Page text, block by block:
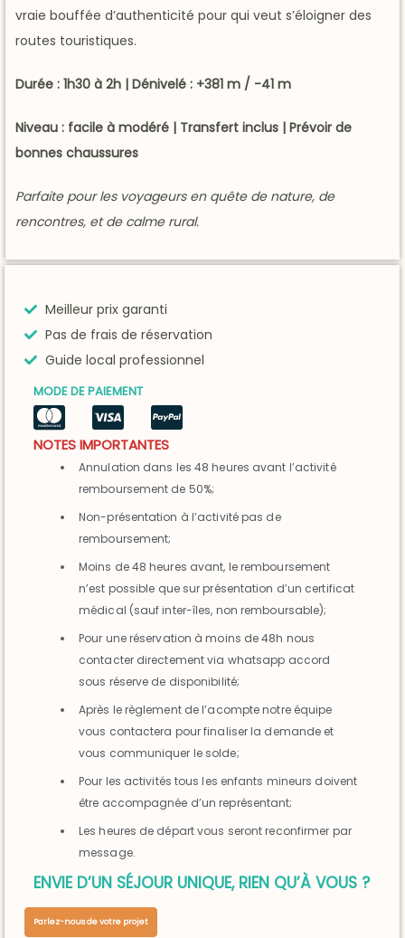
vraie bouffée d’authenticité pour qui veut s’éloigner des
routes touristiques.
Durée : 1h30 à 2h | Dénivelé : +381 m / -41 m
Niveau : facile à modéré | Transfert inclus | Prévoir de
bonnes chaussures
Parfaite pour les voyageurs en quête de nature, de
rencontres, et de calme rural.
Meilleur prix garanti
Pas de frais de réservation
Guide local professionnel
MODE DE PAIEMENT
NOTES IMPORTANTES
Annulation dans les 48 heures avant l’activité
remboursement de 50%;
Non-présentation à l’activité pas de
remboursement;
Moins de 48 heures avant, le remboursement
n’est possible que sur présentation d’un certificat
médical (sauf inter-îles, non remboursable);
Pour une réservation à moins de 48h nous
contacter directement via whatsapp accord
sous réserve de disponibilité;
Après le règlement de l’acompte notre équipe
vous contactera pour finaliser la demande et
vous communiquer le solde;
Pour les activités tous les enfants mineurs doivent
être accompagnée d’un représentant;
Les heures de départ vous seront reconfirmer par
message.
ENVIE D’UN SÉJOUR UNIQUE, RIEN QU’À VOUS ?
Parlez-nous de votre projet